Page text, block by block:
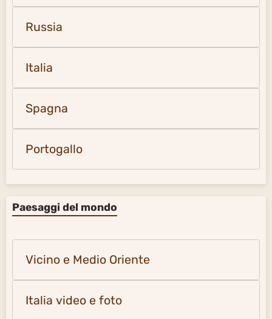
Russia
Italia
Spagna
Portogallo
Paesaggi del mondo
Vicino e Medio Oriente
Italia video e foto